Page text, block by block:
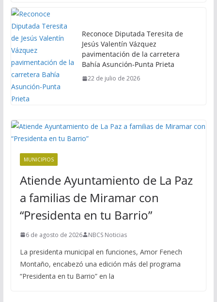
Reconoce Diputada Teresita de
Jesús Valentín Vázquez
pavimentación de la carretera
Bahía Asunción-Punta Prieta
22 de julio de 2026
MUNICIPIOS
Atiende Ayuntamiento de La Paz
a familias de Miramar con
“Presidenta en tu Barrio”
6 de agosto de 2026 NBCS Noticias
La presidenta municipal en funciones, Amor Fenech
Montaño, encabezó una edición más del programa
“Presidenta en tu Barrio” en la